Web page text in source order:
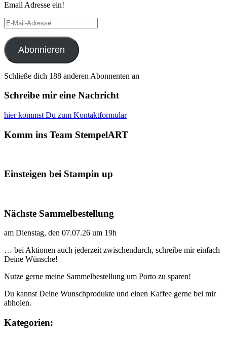
Email Adresse ein!
E-
Mail-
Adresse
Abonnieren
Schließe dich 188 anderen Abonnenten an
Schreibe mir eine Nachricht
hier kommst Du zum Kontaktformular
Komm ins Team StempelART
Einsteigen bei Stampin up
Nächste Sammelbestellung
am Dienstag, den 07.07.26 um 19h
… bei Aktionen auch jederzeit zwischendurch, schreibe mir einfach
Deine Wünsche!
Nutze gerne meine Sammelbestellung um Porto zu sparen!
Du kannst Deine Wunschprodukte und einen Kaffee gerne bei mir
abholen.
Kategorien: